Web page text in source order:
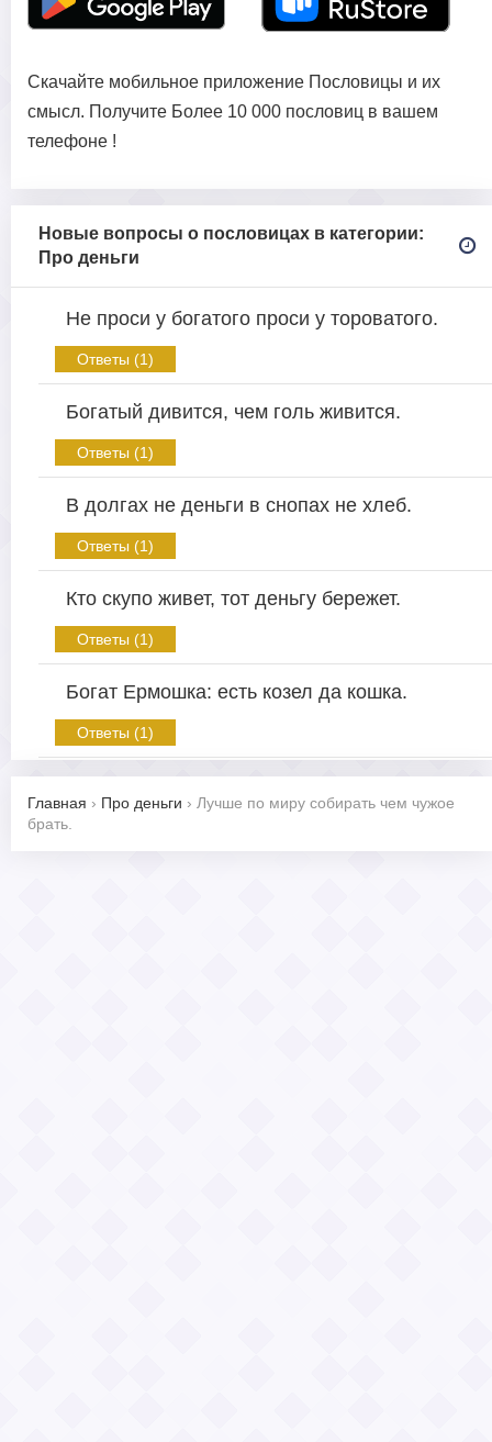
Скачайте мобильное приложение Пословицы и их
смысл. Получите Более 10 000 пословиц в вашем
телефоне !
Новые вопросы о пословицах в категории:
Про деньги
Не проси у богатого проси у тороватого.
Ответы (1)
Богатый дивится, чем голь живится.
Ответы (1)
В долгах не деньги в снопах не хлеб.
Ответы (1)
Кто скупо живет, тот деньгу бережет.
Ответы (1)
Богат Ермошка: есть козел да кошка.
Ответы (1)
Главная › Про деньги › Лучше по миру собирать чем чужое
брать.